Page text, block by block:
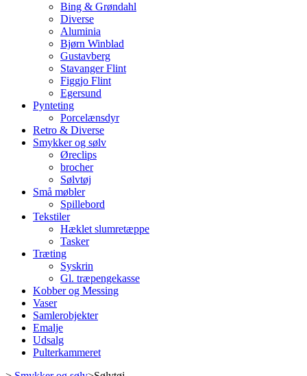
Bing & Grøndahl
Diverse
Aluminia
Bjørn Winblad
Gustavberg
Stavanger Flint
Figgjo Flint
Egersund
Pynteting
Porcelænsdyr
Retro & Diverse
Smykker og sølv
Øreclips
brocher
Sølvtøj
Små møbler
Spillebord
Tekstiler
Hæklet slumretæppe
Tasker
Træting
Syskrin
Gl. træpengekasse
Kobber og Messing
Vaser
Samlerobjekter
Emalje
Udsalg
Pulterkammeret